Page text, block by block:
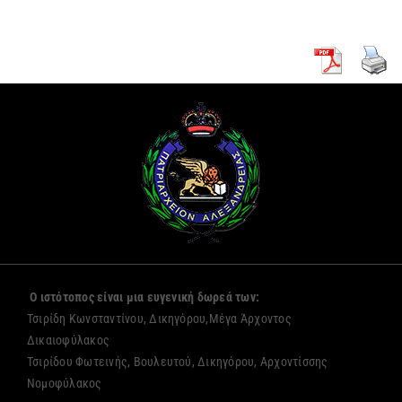
Ο ιστότοπος είναι μια ευγενική δωρεά των:
Τσιρίδη Κωνσταντίνου, Δικηγόρου,Μέγα Άρχοντος
Δικαιοφύλακος
Τσιρίδου Φωτεινής, Βουλευτού, Δικηγόρου, Αρχοντίσσης
Νομοφύλακος